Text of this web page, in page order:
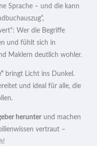
Sprache – und die kann
Wer die Begriffe
und fühlt sich in
Maklern deutlich wohler.
bringt Licht ins Dunkel.
und ideal für alle, die
herunterund machen
vertraut –